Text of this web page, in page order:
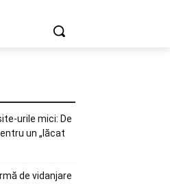
urile mici: De
un „lăcat
de vidanjare